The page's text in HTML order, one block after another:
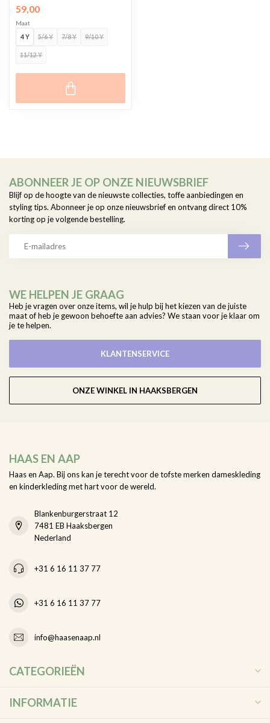
59,00
Maat
4 Y
5/6 Y 7/8 Y 9/10 Y
11/12 Y
WE HELPEN JE GRAAG
Heb je vragen over onze items, wil je hulp bij het kiezen van de juiste
maat of heb je gewoon behoefte aan advies? We staan voor je klaar om
je te helpen.
KLANTENSERVICE
ONZE WINKEL IN HAAKSBERGEN
ABONNEER JE OP ONZE NIEUWSBRIEF
Blijf op de hoogte van de nieuwste collecties, toffe aanbiedingen en
styling tips. Abonneer je op onze nieuwsbrief en ontvang direct 10%
korting op je volgende bestelling.
HAAS EN AAP
Haas en Aap. Bij ons kan je terecht voor de tofste merken dameskleding
en kinderkleding met hart voor de wereld.
Blankenburgerstraat 12
7481 EB Haaksbergen
Nederland
+31 6 16 11 37 77
+31 6 16 11 37 77
info@haasenaap.nl
CATEGORIEËN
INFORMATIE